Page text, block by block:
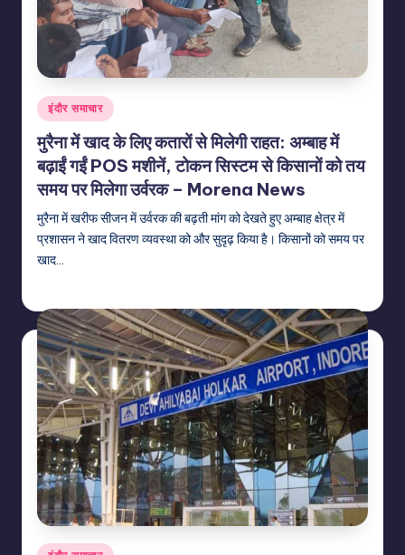
Posted
in
इंदौर समाचार
मुरैना में खाद के लिए कतारों से मिलेगी राहत: अम्बाह में
बढ़ाईं गईं POS मशीनें, टोकन सिस्टम से किसानों को तय
समय पर मिलेगा उर्वरक – Morena News
मुरैना में खरीफ सीजन में उर्वरक की बढ़ती मांग को देखते हुए अम्बाह क्षेत्र में
प्रशासन ने खाद वितरण व्यवस्था को और सुदृढ़ किया है। किसानों को समय पर
खाद…